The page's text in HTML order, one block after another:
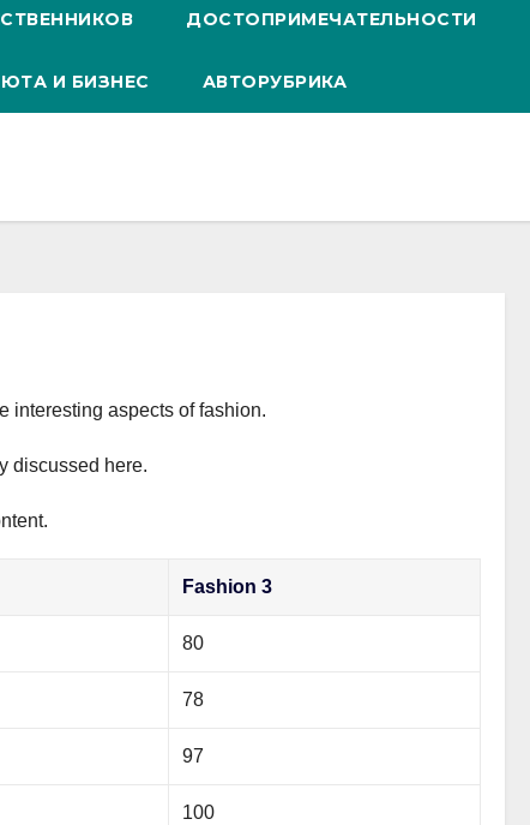
ДОСТОПРИМЕЧАТЕЛЬНОСТИ
И БИЗНЕС АВТОРУБРИКА
interesting aspects of fashion.
discussed here.
Fashion 3
80
78
97
100